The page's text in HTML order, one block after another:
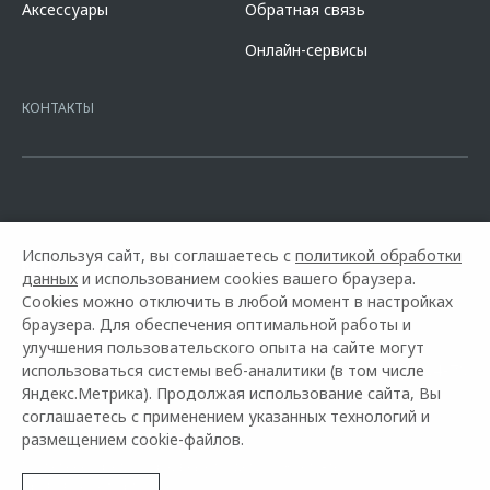
кредита в разделе «Кредит на покупку автомобиля у дилера» на
Кредит предоставляет АО Альфа-Банк. ИНН
16.01.2015. Предложение ограничено и не является публичной
Аксессуары
Обратная связь
Онлайн-сервисы
КОНТАКТЫ
Горячая линия OMODA: +7 (8482) 27-04-70
Используя сайт, вы соглашаетесь с политикой обработки
данных и использованием cookies вашего браузера.
Cookies можно отключить в любой момент в настройках
браузера. Для обеспечения оптимальной работы и
улучшения пользовательского опыта на сайте могут
использоваться системы веб-аналитики (в том числе
Яндекс.Метрика). Продолжая использование сайта, Вы
соглашаетесь с применением указанных технологий и
размещением cookie-файлов.